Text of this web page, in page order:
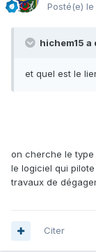
Posté(e) le
hichem15 a
et quel est le
on cherche le
le logiciel qui
travaux de
Citer